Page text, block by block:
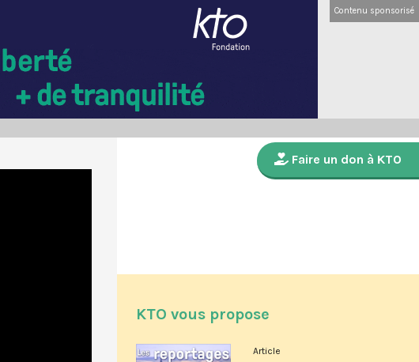
Contenu sponsorisé
Faire un don à KTO
KTO vous propose
Article